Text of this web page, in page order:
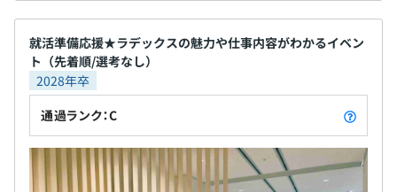
就活準備応援★ラデックスの魅力や仕事内容がわかるイベン
ト（先着順/選考なし）
2028年卒
通過ランク：C